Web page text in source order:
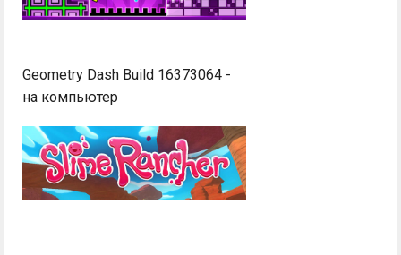
Geometry Dash Build 16373064 -
на компьютер